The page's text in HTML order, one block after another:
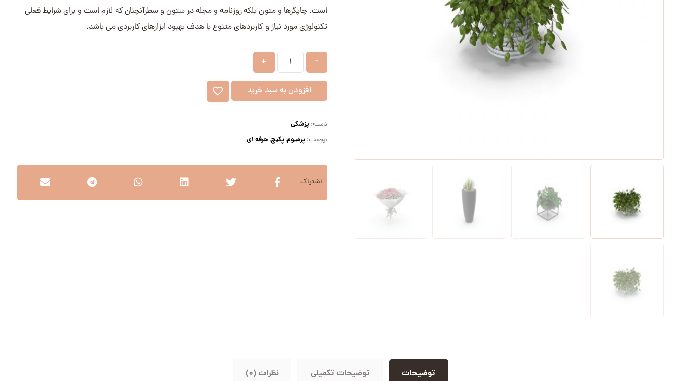
است. چاپگرها و متون بلکه روزنامه و مجله در ستون و سطرآنچنان که لازم است و برای شرایط فعلی
تکنولوژی مورد نیاز و کاربردهای متنوع با هدف بهبود ابزارهای کاربردی می باشد.
-
+
افزودن به سبد خرید
دسته: پزشکی
برچسب: پرمیوم,پکیج, حرفه ای
توضیحات توضیحات تکمیلی نظرات (0)